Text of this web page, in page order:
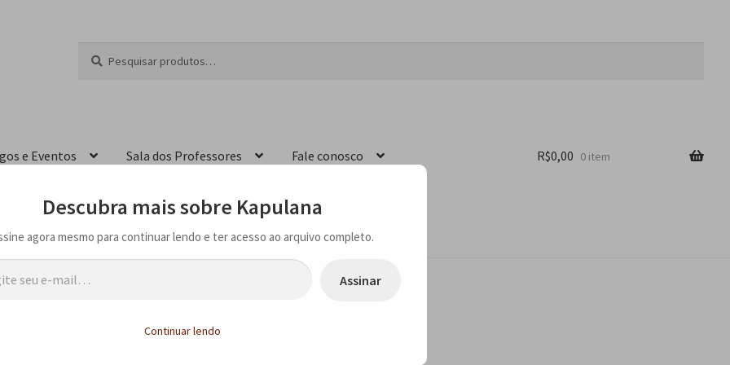
por:
e Eventos Sala dos Professores Fale conosco R$0,00 0 item
Descubra mais sobre Kapulana
agora mesmo para continuar lendo e ter acesso ao arquivo completo.
Assinar
Continuar lendo